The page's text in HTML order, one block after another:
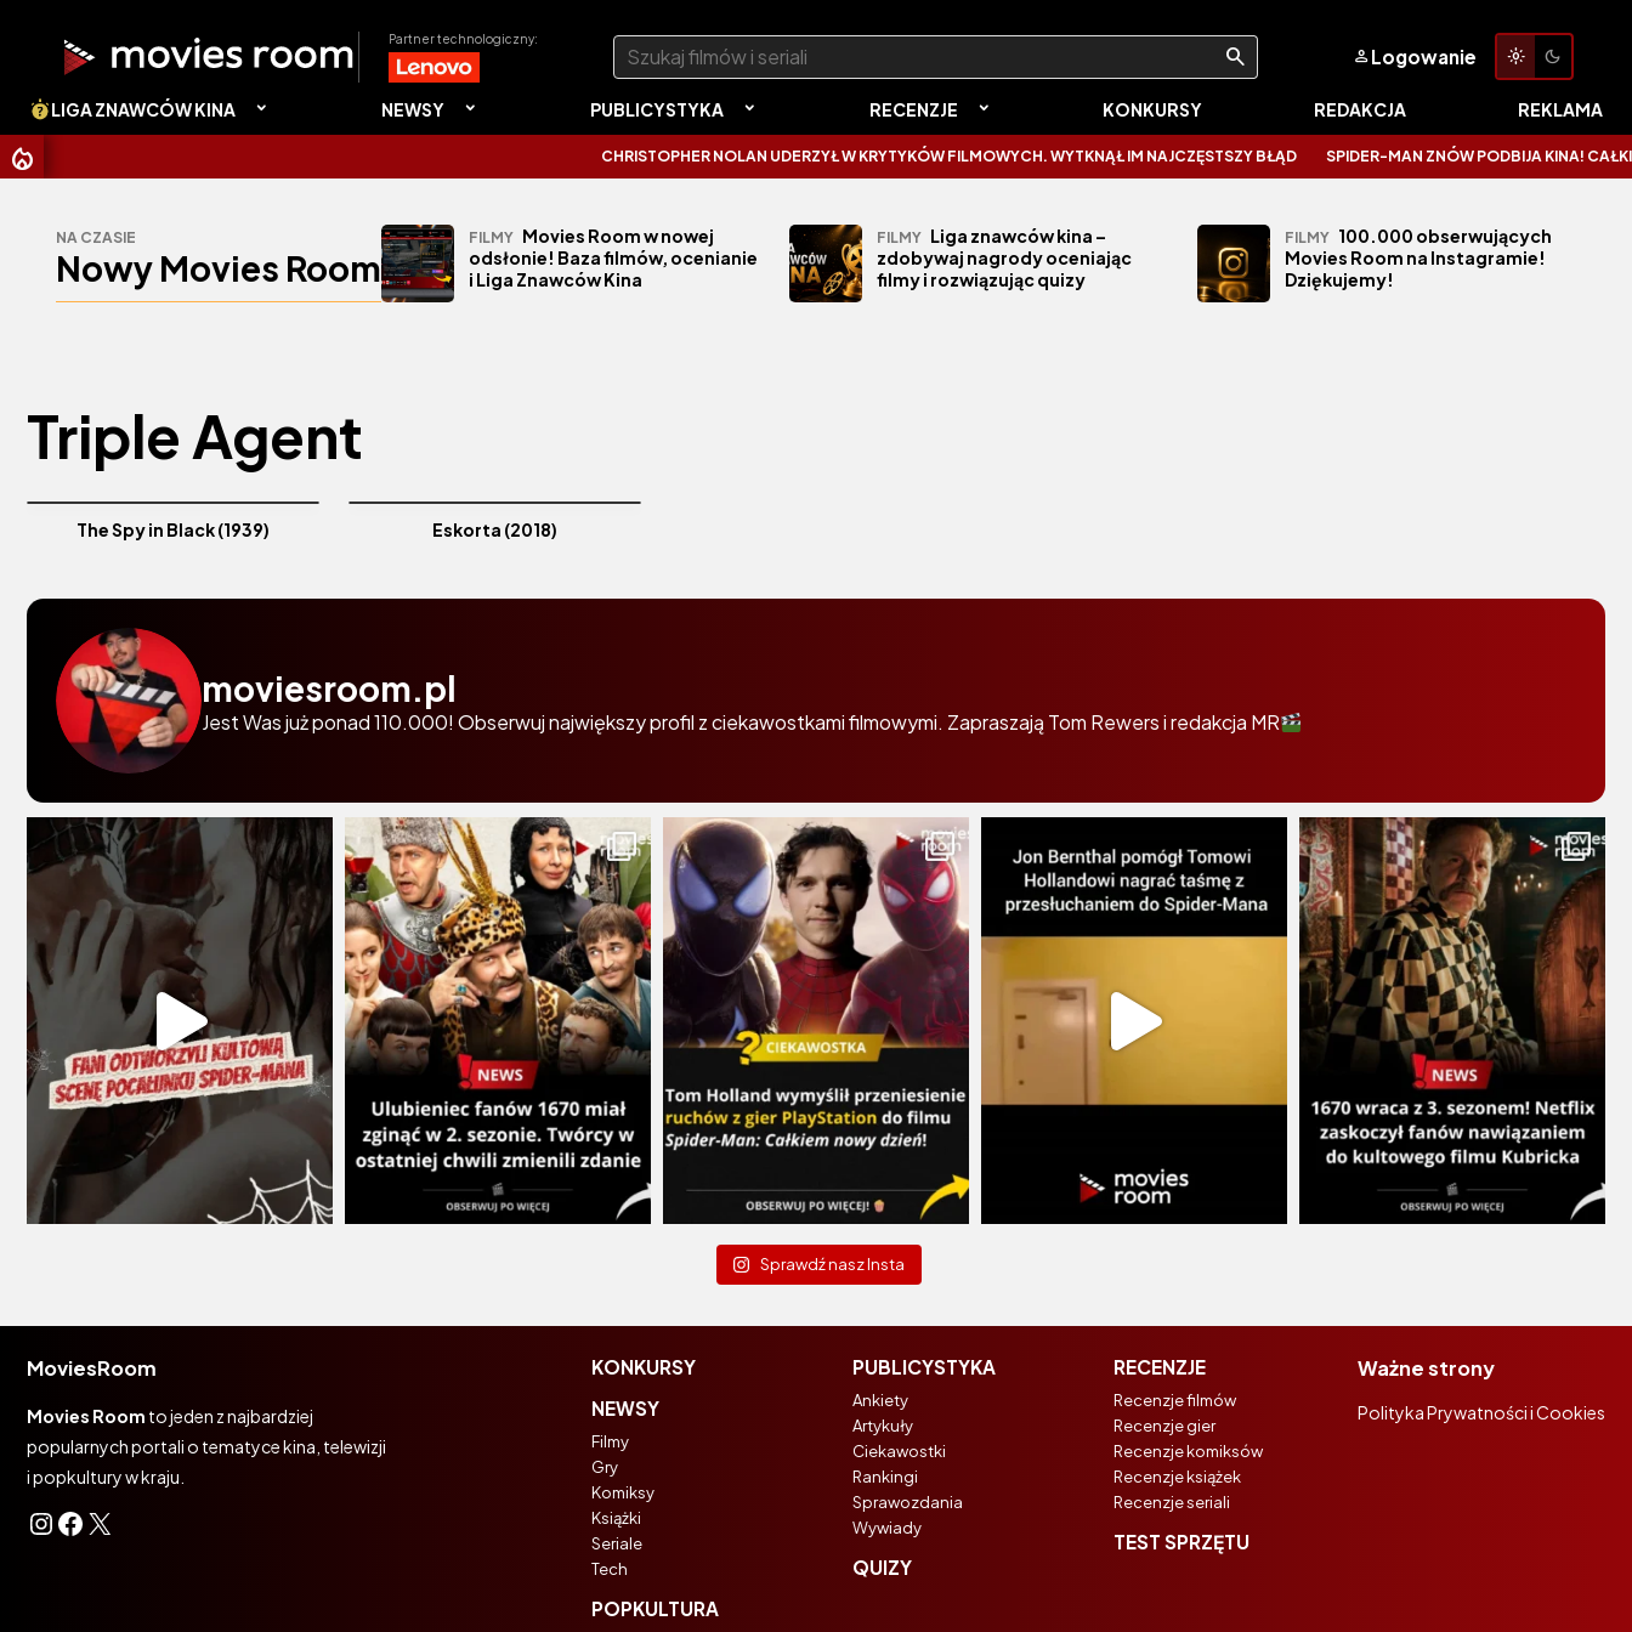
Partner technologiczny: Szukaj:
Logowanie
LIGA ZNAWCÓW KINA NEWSY PUBLICYSTYKA RECENZJE KONKURSY REDAKCJA REKLAMA
CHRISTOPHER NOLAN UDERZYŁ W KRYTYKÓW FILMOWYCH. WYTKNĄŁ IM NAJCZĘSTSZY BŁĄD SPIDER-MAN ZNÓW PODBIJA KINA!
NA CZASIE
Nowy Movies Room
FILMY Movies Room w nowej
odsłonie! Baza filmów, ocenianie
i Liga Znawców Kina
FILMY Liga znawców kina –
zdobywaj nagrody oceniając
filmy i rozwiązując quizy
FILMY 100.000 obserwujących
Movies Room na Instagramie!
Dziękujemy!
Triple Agent
The Spy in Black (1939) Eskorta (2018)
moviesroom.pl
Jest Was już ponad 110.000! Obserwuj największy profil z ciekawostkami filmowymi. Zapraszają Tom Rewers i redakcja MR
Sprawdź nasz Insta
MoviesRoom
Movies Room to jeden z najbardziej
popularnych portali o tematyce kina, telewizji
i popkultury w kraju.
Instagram
Facebook
X
KONKURSY
NEWSY
Filmy
Gry
Komiksy
Książki
Seriale
Tech
POPKULTURA
PUBLICYSTYKA
Ankiety
Artykuły
Ciekawostki
Rankingi
Sprawozdania
Wywiady
QUIZY
RECENZJE
Recenzje filmów
Recenzje gier
Recenzje komiksów
Recenzje książek
Recenzje seriali
TEST SPRZĘTU
Ważne strony
Polityka Prywatności i Cookies